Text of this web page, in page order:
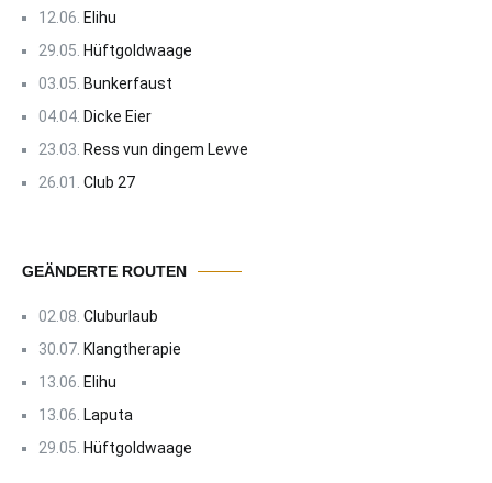
12.06. Elihu
29.05. Hüftgoldwaage
03.05. Bunkerfaust
04.04. Dicke Eier
23.03. Ress vun dingem Levve
26.01. Club 27
GEÄNDERTE ROUTEN
02.08. Cluburlaub
30.07. Klangtherapie
13.06. Elihu
13.06. Laputa
29.05. Hüftgoldwaage